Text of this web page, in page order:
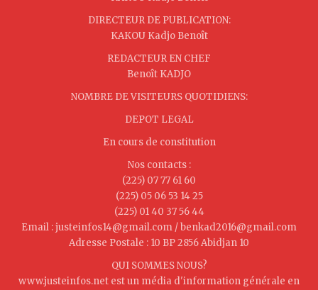
DIRECTEUR DE PUBLICATION:
KAKOU Kadjo Benoît
REDACTEUR EN CHEF
Benoît KADJO
NOMBRE DE VISITEURS QUOTIDIENS:
DEPOT LEGAL
En cours de constitution
Nos contacts :
(225) 07 77 61 60
(225) 05 06 53 14 25
(225) 01 40 37 56 44
Email : justeinfos14@gmail.com / benkad2016@gmail.com
Adresse Postale : 10 BP 2856 Abidjan 10
QUI SOMMES NOUS?
www.justeinfos.net est un média d'information générale en